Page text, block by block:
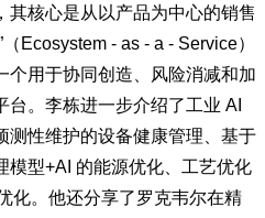
其核心是从以产品为中心的销售
Ecosystem - as - a - Service）
个用于协同创造、风险消减和加
。李栋进一步介绍了工业 AI
测性维护的设备健康管理、基于
模型+AI 的能源优化、工艺优化
化。他还分享了罗克韦尔在精